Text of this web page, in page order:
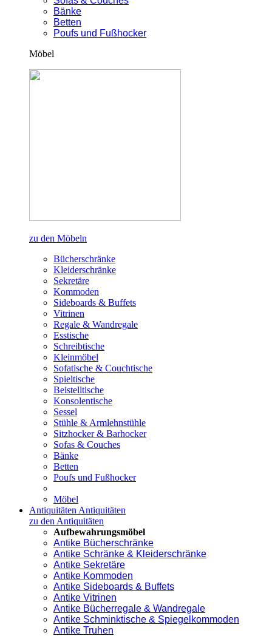
Bänke
Betten
Poufs und Fußhocker
Möbel
zu den Möbeln
Bücherschränke
Kleiderschränke
Sekretäre
Kommoden
Sideboards & Buffets
Vitrinen
Regale & Wandregale
Esstische
Schreibtische
Kleinmöbel
Sofatische & Couchtische
Spieltische
Beistelltische
Konsolentische
Sessel
Stühle & Armlehnstühle
Sitzhocker & Barhocker
Sofas & Couches
Bänke
Betten
Poufs und Fußhocker
Möbel
Antiquitäten Antiquitäten
zu den Antiquitäten
Aufbewahrungsmöbel
Antike Bücherschränke
Antike Schränke & Kleiderschränke
Antike Sekretäre
Antike Kommoden
Antike Sideboards & Buffets
Antike Vitrinen
Antike Bücherregale & Wandregale
Antike Schminktische & Spiegelkommoden
Antike Truhen